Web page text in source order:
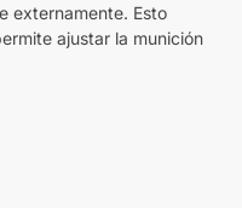
externamente. Esto
ajustar la munición